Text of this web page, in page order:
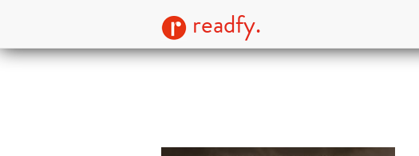
readfy.